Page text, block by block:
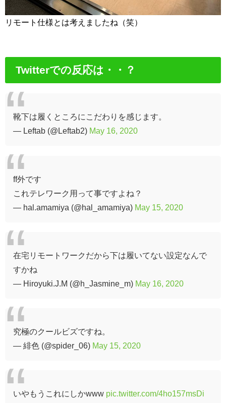
リモート仕様とは考えましたね（笑）
Twitterでの反応は・・？
靴下は履くところにこだわりを感じます。
— Leftab (@Leftab2) May 16, 2020
ff外です
これテレワーク用って事ですよね？
— hal.amamiya (@hal_amamiya) May 15, 2020
在宅リモートワークだから下は履いてない設定なんで
すかね
— Hiroyuki.J.M (@h_Jasmine_m) May 16, 2020
究極のクールビズですね。
— 緋色 (@spider_06) May 15, 2020
いやもうこれにしかwww pic.twitter.com/4ho157msDi